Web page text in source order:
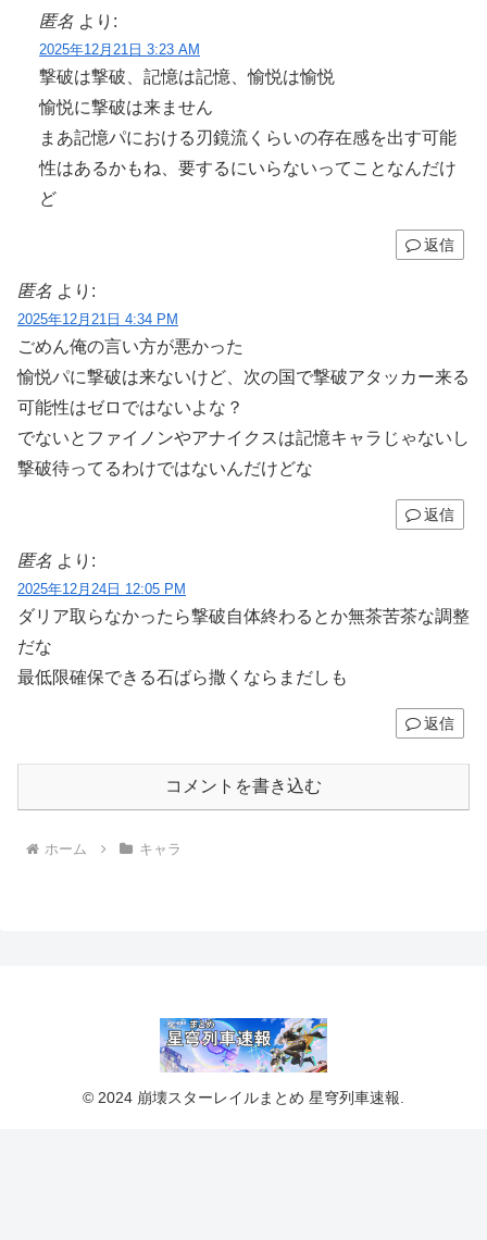
匿名 より:
2025年12月21日 3:23 AM
撃破は撃破、記憶は記憶、愉悦は愉悦
愉悦に撃破は来ません
まあ記憶パにおける刃鏡流くらいの存在感を出す可能
性はあるかもね、要するにいらないってことなんだけ
ど
返信
匿名 より:
2025年12月21日 4:34 PM
ごめん俺の言い方が悪かった
愉悦パに撃破は来ないけど、次の国で撃破アタッカー来る
可能性はゼロではないよな？
でないとファイノンやアナイクスは記憶キャラじゃないし
撃破待ってるわけではないんだけどな
返信
匿名 より:
2025年12月24日 12:05 PM
ダリア取らなかったら撃破自体終わるとか無茶苦茶な調整
だな
最低限確保できる石ばら撒くならまだしも
返信
コメントを書き込む
ホーム キャラ
© 2024 崩壊スターレイルまとめ 星穹列車速報.